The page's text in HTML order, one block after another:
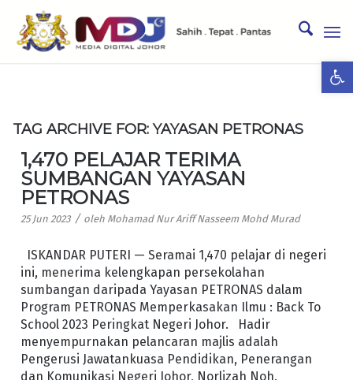
TAG ARCHIVE FOR:YAYASAN PETRONAS
1,470 PELAJAR TERIMA
SUMBANGAN YAYASAN
PETRONAS
25 Jun 2023 / oleh Mohamad Nur Ariff Nasseem Mohd Murad
ISKANDAR PUTERI — Seramai 1,470 pelajar di negeri
ini, menerima kelengkapan persekolahan
sumbangan daripada Yayasan PETRONAS dalam
Program PETRONAS Memperkasakan Ilmu : Back To
School 2023 Peringkat Negeri Johor. Hadir
menyempurnakan pelancaran majlis adalah
Pengerusi Jawatankuasa Pendidikan, Penerangan
dan Komunikasi Negeri Johor, Norlizah Noh.